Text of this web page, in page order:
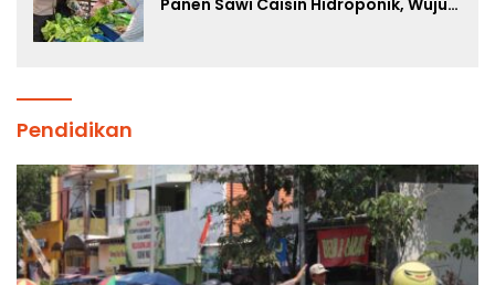
Panen Sawi Caisin Hidroponik, Wujud
Pendidikan